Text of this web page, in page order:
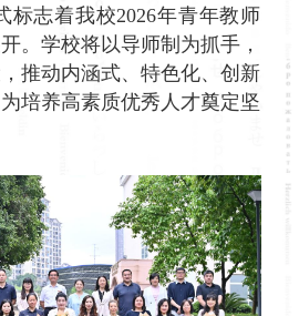
标志着我校2026年青年教师
。学校将以导师制为抓手，
推动内涵式、特色化、创新
培养高素质优秀人才奠定坚